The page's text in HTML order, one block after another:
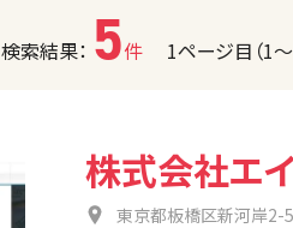
検索結果： 5件 1ページ目（1〜
株式会社エ
東京都板橋区新河岸2-